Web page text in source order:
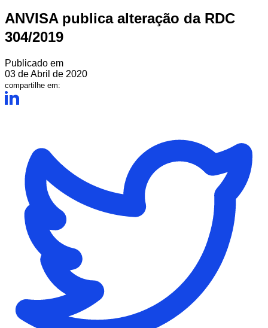
ANVISA publica alteração da RDC
304/2019
Publicado em
03 de Abril de 2020
compartilhe em: